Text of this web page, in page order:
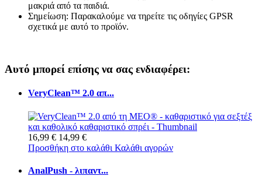
μακριά από τα παιδιά.
Σημείωση: Παρακαλούμε να τηρείτε τις οδηγίες GPSR
σχετικά με αυτό το προϊόν.
Αυτό μπορεί επίσης να σας ενδιαφέρει:
VeryClean™ 2.0 απ...
16,99 € 14,99 €
Προσθήκη στο καλάθι Καλάθι αγορών
AnalPush - λιπαντ...